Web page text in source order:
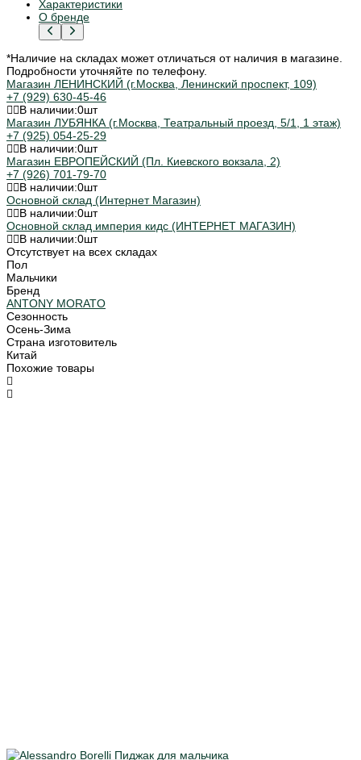
Характеристики
О бренде
*Наличие на складах может отличаться от наличия в магазине.
Подробности уточняйте по телефону.
Магазин ЛЕНИНСКИЙ (г.Москва, Ленинский проспект, 109)
+7 (929) 630-45-46
В наличии:0шт
Магазин ЛУБЯНКА (г.Москва, Театральный проезд, 5/1, 1 этаж)
+7 (925) 054-25-29
В наличии:0шт
Магазин ЕВРОПЕЙСКИЙ (Пл. Киевского вокзала, 2)
+7 (926) 701-79-70
В наличии:0шт
Основной склад (Интернет Магазин)
В наличии:0шт
Основной склад империя кидс (ИНТЕРНЕТ МАГАЗИН)
В наличии:0шт
Отсутствует на всех складах
Пол
Мальчики
Бренд
ANTONY MORATO
Сезонность
Осень-Зима
Страна изготовитель
Китай
Похожие товары